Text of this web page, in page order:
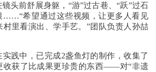
头前舒展身躯，“游”过古巷、“跃”过石
……“希望通过这些视频，让更多人看见
村里看演出、学手艺。”团队负责人孙喆
实践中，已完成2盏鱼灯的制作，收集了
收获了比成果更珍贵的东西——对“非遗